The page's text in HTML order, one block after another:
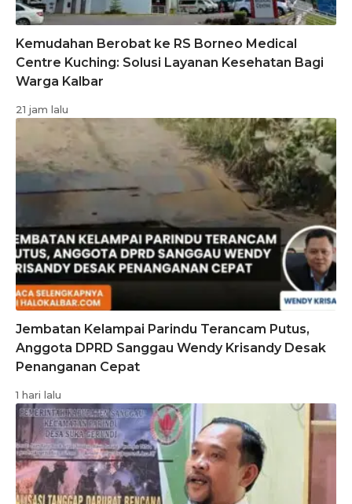
Kemudahan Berobat ke RS Borneo Medical
Centre Kuching: Solusi Layanan Kesehatan Bagi
Warga Kalbar
21 jam lalu
Jembatan Kelampai Parindu Terancam Putus,
Anggota DPRD Sanggau Wendy Krisandy Desak
Penanganan Cepat
1 hari lalu